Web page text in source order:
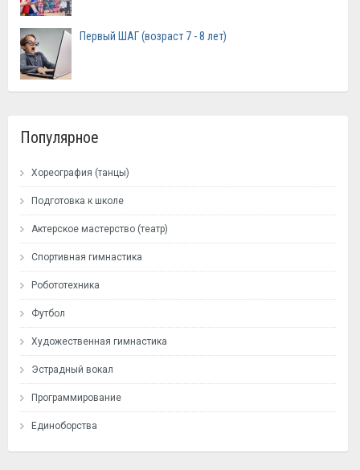
Первый ШАГ (возраст 7 - 8 лет)
Популярное
Хореография (танцы)
Подготовка к школе
Актерское мастерство (театр)
Спортивная гимнастика
Робототехника
Футбол
Художественная гимнастика
Эстрадный вокал
Программирование
Единоборства